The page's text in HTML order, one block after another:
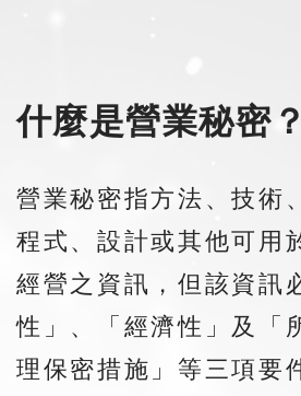
什麼是營業秘密？
營業秘密指方法、技術
程式、設計或其他可用
經營之資訊，但該資訊
性」、「經濟性」及「
理保密措施」等三項要